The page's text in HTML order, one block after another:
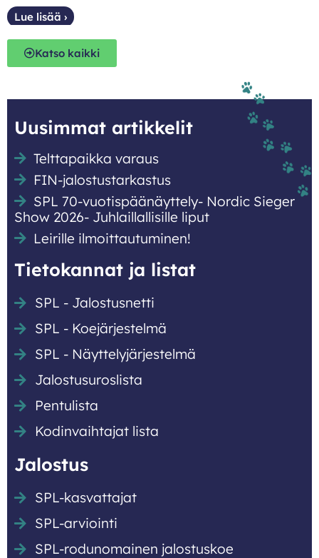
Lue lisää ›
Katso kaikki
Uusimmat artikkelit
Telttapaikka varaus
FIN-jalostustarkastus
SPL 70-vuotispäänäyttely- Nordic Sieger
Show 2026- Juhlaillallisille liput
Leirille ilmoittautuminen!
Tietokannat ja listat
SPL - Jalostusnetti
SPL - Koejärjestelmä
SPL - Näyttely­järjestelmä
Jalostusuroslista
Pentulista
Kodinvaihtajat lista
Jalostus
SPL-kasvattajat
SPL-arviointi
SPL-rodunomainen jalostuskoe